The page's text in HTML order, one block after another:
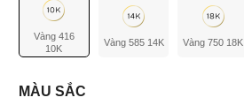
Vàng 416
10K
Vàng 585 14K Vàng 750 18K
MÀU SẮC